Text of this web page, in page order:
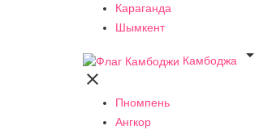
Караганда
Шымкент
Камбоджа


Пномпень
Ангкор